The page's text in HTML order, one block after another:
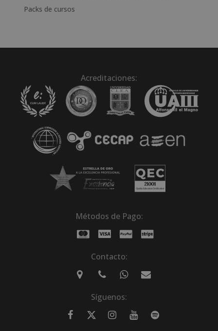
Packs de cursos
Acreditaciones:
Métodos de Pago:
Contacto:
Síguenos: